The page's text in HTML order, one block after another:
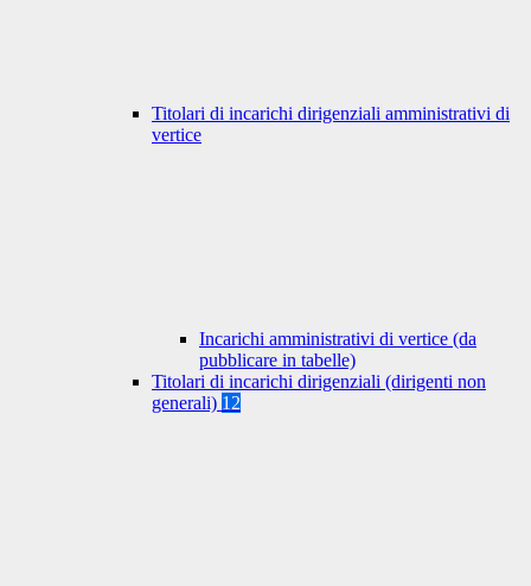
Titolari di incarichi dirigenziali amministrativi di
vertice
Incarichi amministrativi di vertice (da
pubblicare in tabelle)
Titolari di incarichi dirigenziali (dirigenti non
generali) 12